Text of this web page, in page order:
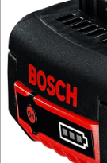
nożyce
do
blachy
nożyce
do
kabli